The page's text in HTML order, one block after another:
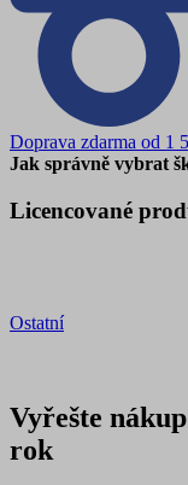
Doprava zdarma od 1
Jak správně vybrat
Licencované
Ostatní
Vyřešte
rok